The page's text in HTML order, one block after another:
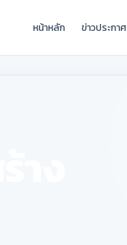
หน้าหลัก ข่าวประกาศ